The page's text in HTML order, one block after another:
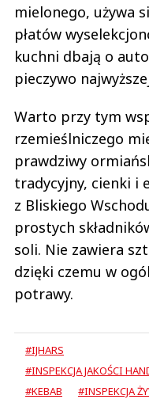
mielonego, używa
płatów
kuchni dbają o
pieczywo
Warto przy tym
rzemieślniczego
prawdziwy
tradycyjny, cienki i
z Bliskiego
prostych
soli. Nie zawiera
dzięki czemu w
potrawy.
#IJHARS
#INSPEKCJA JAKOŚCI
#KEBAB
#INSPEKCJA